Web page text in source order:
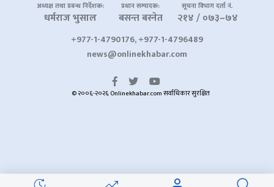
अध्यक्ष तथा प्रबन्ध निर्देशक:
धर्मराज भुसाल
प्रधान सम्पादक:
बसन्त बस्नेत
सूचना विभाग दर्ता नं.
२१४ / ०७३–७४
+977-1-4790176, +977-1-4796489
news@onlinekhabar.com
© २००६-२०२६ Onlinekhabar.com सर्वाधिकार सुरक्षित